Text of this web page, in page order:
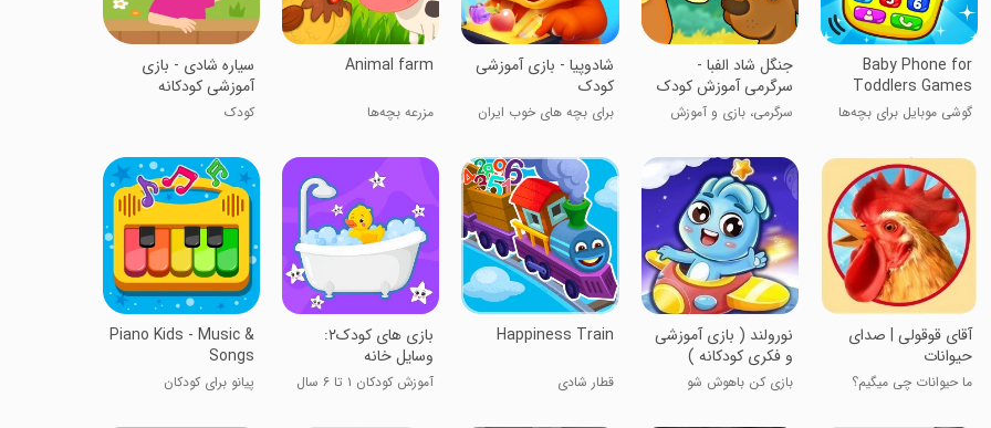
Baby Phone for
Toddlers Games
گوشی موبایل برای بچه‌ها
جنگل شاد الفبا -
سرگرمی آموزش کودک
سرگرمی، بازی و آموزش
‏‏‏‏‏‏‏‏‏‏‏شادوپیا - بازی آموزشی
کودک
برای بچه های خوب ایران
Animal farm
مزرعه بچه‌ها
سیاره شادی - بازی
آموزشی کودکانه
کودک
آقای قوقولی | صدای
حیوانات
ما حیوانات چی میگیم؟
‏‏نورولند ( بازی آموزشی
و فکری کودکانه )
بازی کن باهوش شو
Happiness Train
قطار شادی
‏‏‏‏‏‏بازی های کودک۲:
وسایل خانه
آموزش کودکان ۱ تا ۶ سال
Piano Kids - Music &
Songs
پیانو برای کودکان